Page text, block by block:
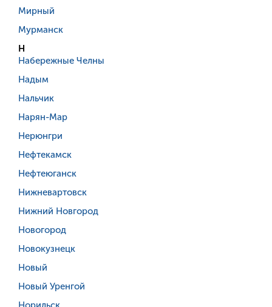
Мирный
Мурманск
Н
Набережные Челны
Надым
Нальчик
Нарян-Мар
Нерюнгри
Нефтекамск
Нефтеюганск
Нижневартовск
Нижний Новгород
Новогород
Новокузнецк
Новый
Новый Уренгой